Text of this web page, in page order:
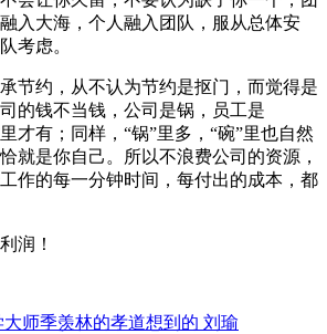
入大海，个人融入团队，服从总体安
考虑。
节约，从不认为节约是抠门，而觉得是
的钱不当钱，公司是锅，员工是
才有；同样，“锅”里多，“碗”里也自然
就是你自己。所以不浪费公司的资源，
作的每一分钟时间，每付出的成本，都
润！
大师季羡林的孝道想到的 刘瑜